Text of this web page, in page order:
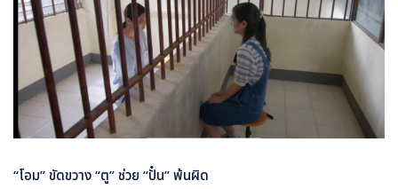
“โอม” ขัดขวาง “ตู” ช่วย “ปั๋น” พ้นผิด